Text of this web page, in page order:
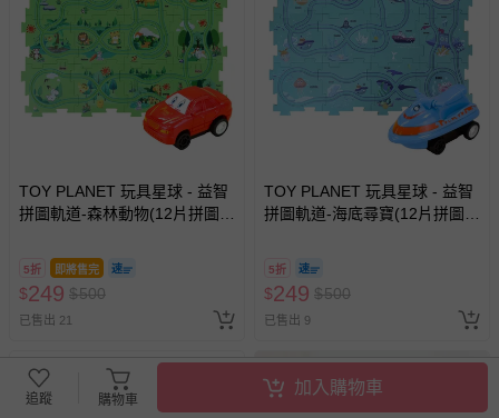
TOY PLANET 玩具星球 - 益智
拼圖軌道-森林動物(12片拼圖
5折 即將售完
$249 $500
已售出 21
TOY PLANET 玩具星球 - 益智
拼圖軌道-海底尋寶(12片拼圖
5折
$249 $500
已售出 9
追蹤 購物車
加入購物車